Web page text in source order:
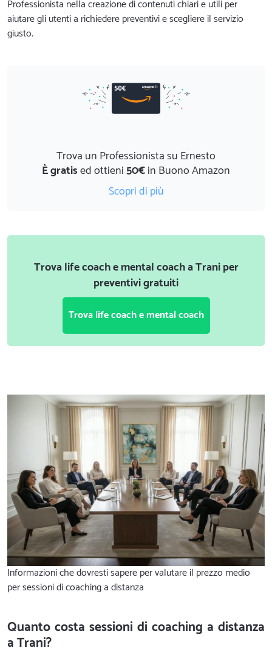
Professionista nella creazione di contenuti chiari e utili per
aiutare gli utenti a richiedere preventivi e scegliere il servizio
giusto.
Trova un Professionista su Ernesto
È gratised ottieni50€in Buono Amazon
Scopri di più
Trova life coach e mental coach a Trani per
preventivi gratuiti
Trova life coach e mental coach
Informazioni che dovresti sapere per valutare il prezzo medio
per sessioni di coaching a distanza
Quanto costa sessioni di coaching a distanza
a Trani?